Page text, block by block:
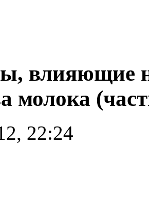
влияющие
молока
22:24